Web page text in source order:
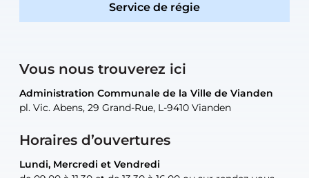
Service de régie
Vous nous trouverez ici
Administration Communale de la Ville de Vianden
pl. Vic. Abens, 29 Grand-Rue, L-9410 Vianden
Horaires d’ouvertures
Lundi, Mercredi et Vendredi
Administration Communale de la Ville de Vianden
pl. Vic. Abens, 29 Grand-Rue, L-9410 Vianden
Lundi, Mercredi et Vendredi
Administration Communale de la Ville de Vianden
pl. Vic. Abens, 29 Grand-Rue, L-9410 Vianden
uniquement sur rendez-vous
Administration Communale de la Ville de Vianden
pl. Vic. Abens, 29 Grand-Rue, L-9410 Vianden
uniquement sur rendez-vous
Atelier Communal de la Ville de Vianden
30, rue Neugarten, L-9422 Vianden
uniquement sur rendez-vous